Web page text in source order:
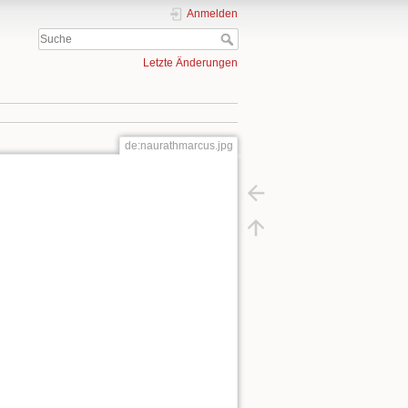
Anmelden
Letzte Änderungen
de:naurathmarcus.jpg